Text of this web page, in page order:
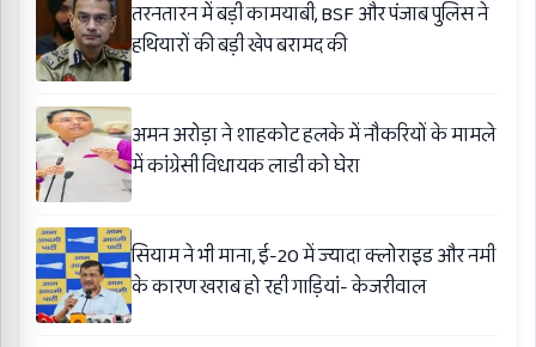
तरनतारन में बड़ी कामयाबी, BSF और पंजाब पुलिस ने
हथियारों की बड़ी खेप बरामद की
अमन अरोड़ा ने शाहकोट हलके में नौकरियों के मामले
में कांग्रेसी विधायक लाडी को घेरा
सियाम ने भी माना, ई-20 में ज्यादा क्लोराइड और नमी
के कारण खराब हो रही गाड़ियां- केजरीवाल